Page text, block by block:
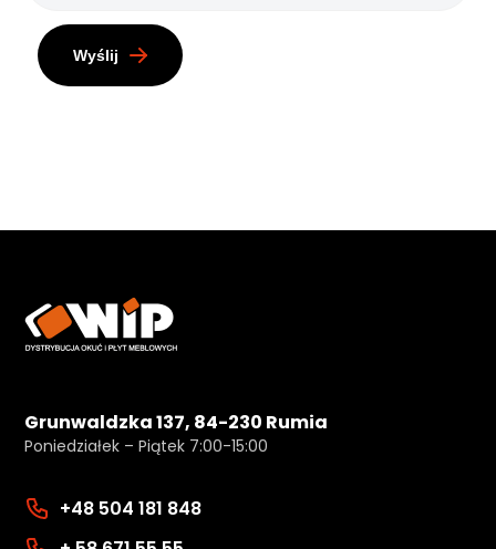
Wyślij
Grunwaldzka 137, 84-230 Rumia
Poniedziałek – Piątek 7:00-15:00
+48 504 181 848